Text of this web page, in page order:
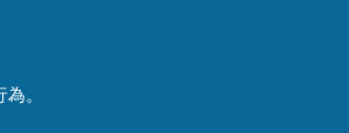
。